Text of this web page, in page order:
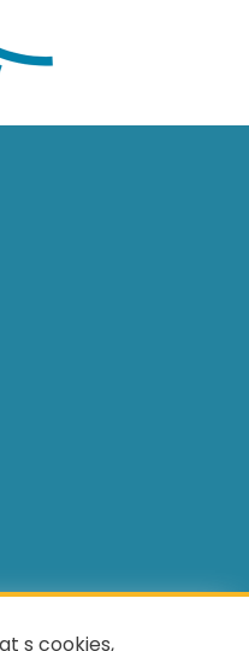
s cookies,